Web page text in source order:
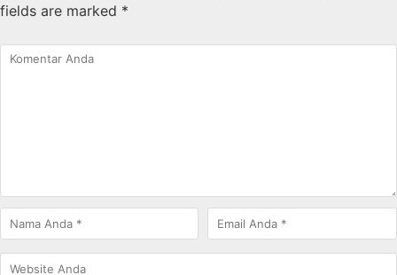
fields are marked *